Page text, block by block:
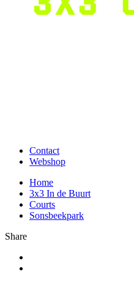
Contact
Webshop
Home
3x3 In de Buurt
Courts
Sonsbeekpark
Share